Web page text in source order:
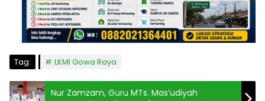
Tag: LKMI Gowa Raya
Nur Zamzam, Guru MTs. Mas’udiyah